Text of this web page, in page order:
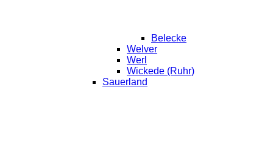
Belecke
Welver
Werl
Wickede (Ruhr)
Sauerland